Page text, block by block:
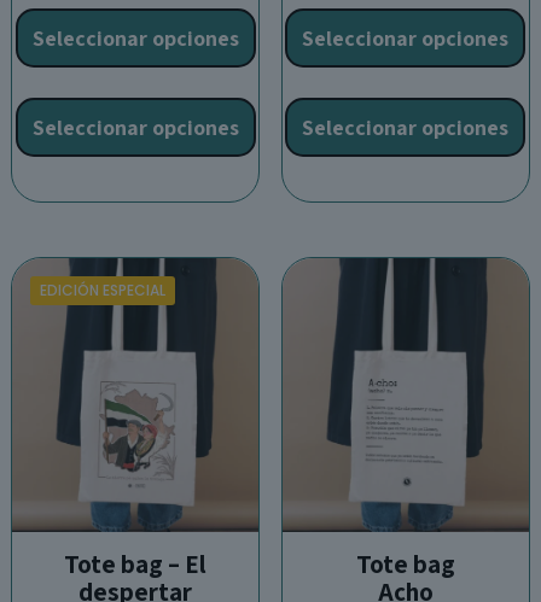
Seleccionar opciones
Seleccionar opciones
producto
tiene
múltiples
variantes.
opciones
se
Seleccionar opciones
Seleccionar opciones
EDICIÓN ESPECIAL
Tote bag – El
despertar
Tote bag
Acho